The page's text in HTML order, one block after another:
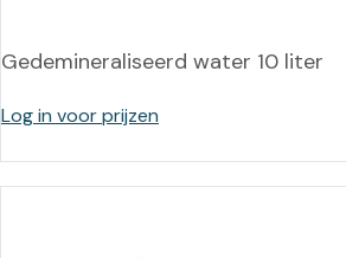
Gedemineraliseerd water 10 liter
Log in voor prijzen